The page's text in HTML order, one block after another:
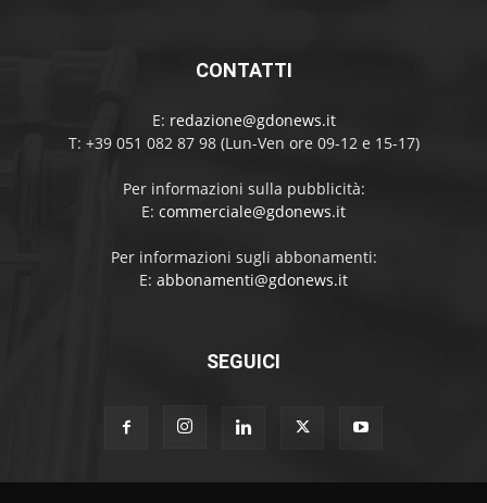
CONTATTI
E: redazione@gdonews.it
T: +39 051 082 87 98 (Lun-Ven ore 09-12 e 15-17)
Per informazioni sulla pubblicità:
E: commerciale@gdonews.it
Per informazioni sugli abbonamenti:
E: abbonamenti@gdonews.it
SEGUICI